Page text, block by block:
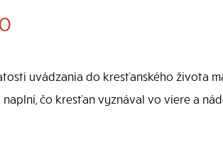
uvádzania do kresťanského života
čo kresťan vyznával vo viere a